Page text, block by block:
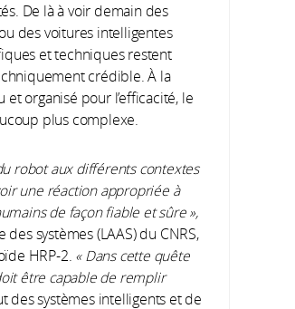
De là à voir demain des
des voitures intelligentes
et techniques restent
crédible. À la
organisé pour l’efficacité, le
plus complexe.
robot aux différents contextes
une réaction appropriée à
de façon fiable et sûre »,
systèmes (LAAS) du CNRS,
HRP-2. « Dans cette quête
être capable de remplir
des systèmes intelligents et de